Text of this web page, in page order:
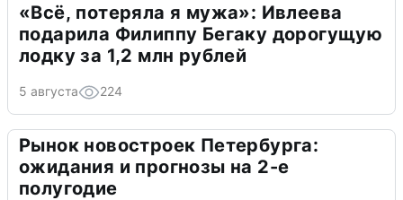
«Всё, потеряла я мужа»: Ивлеева
подарила Филиппу Бегаку дорогущую
лодку за 1,2 млн рублей
5 августа 224
Рынок новостроек Петербурга:
ожидания и прогнозы на 2-е
полугодие